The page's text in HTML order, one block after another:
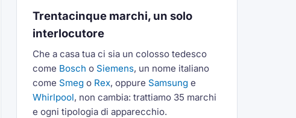
Trentacinque marchi, un solo
interlocutore
Che a casa tua ci sia un colosso tedesco
come Bosch o Siemens, un nome italiano
come Smego Rex, oppure Samsunge
Whirlpool, non cambia: trattiamo 35 marchi
e ogni tipologia di apparecchio.